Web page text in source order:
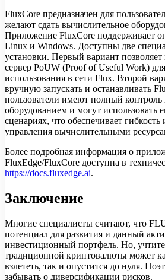
FluxCore предназначен для
желают сдать вычислительное
Приложение FluxCore поддерживает
Linux и Windows. Доступны две
установки. Первый вариант
сервер PoUW (Proof of Useful Work)
использования в сети Flux. Второй
вручную запускать и останавливать
пользователи имеют полный контроль
оборудованием и могут использовать
сценариях, что обеспечивает
управления вычислительными
Более подробная информация о
FluxEdge/FluxCore доступна в
https://docs.fluxedge.ai.
Заключение
Многие специалисты считают, что
потенциал для развития и данный
инвестиционный портфель. Но,
традиционной криптовалюты может
взлететь, так и опустится до нуля.
забывать о диверсификации рисков.